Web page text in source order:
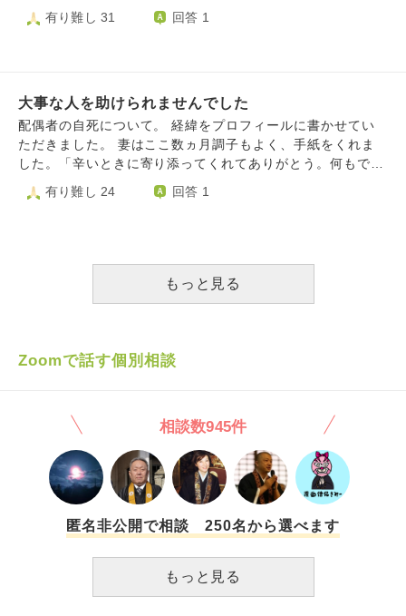
たします。
私の両親含め子供達までも殺人犯扱いを受けております。
他の投稿で仏様に導かれて極楽浄土へ行くとありましたが、
い事がたくさんありました。なんなら私の方が全て投げ出し
て楽になりたかった…とさえ思ってしまいます。 しかし私
はそんな事は絶対にしません。周りの人を苦しめるだけだか
ら。 自分で死しか選べず逝ってしまった事はほんとに苦し
生最大の裏切り方をされたという思いが交互にやってきてパ
まいとてつもない恐怖が襲ってきてお風呂も寝るのも1人で
狭い思いをしなくてはならないのですか？ 夢から覚めて朝
が来たら、あなたがいると希望を持ちながら、起きると現実
供養する事ができません。これからの人生明るくなるとは到
めんなさい、そうは今の所思えないのです。 自分でも、こ
のような感情でいるのがほんとに白状な事だと思っています
が、やはり心から供養できないままです。
有り難し 31 回答 1
大事な人を助けられませんでした
配偶者の自死について。 経緯をプロフィールに書かせてい
ただきました。 妻はここ数ヵ月調子もよく、手紙をくれま
した。「辛いときに寄り添ってくれてありがとう。何もでき
ない私だったけどお陰でここまで成長できました。これから
は二人で支えあって生きていきたいな。」という内容でし
を言いました。何もしないなら出て行ってくれてもいいんだ
が悪化しました。私は、今回も時間が解決してくれるだろう
と思い、仕事をセーブして様子を見ていました。ある日、携
り越えれば大丈夫と思っていました。早めに帰宅し心療内科
へ行きました。医師に、消えてしまいたいと思うか聞かれ、
妻は頷いていました。初めて抗精神病薬と頓服を処方されま
した。 帰宅後、妻は不安を口にしませんでした。親や友達
に感謝の電話をしており、私に後ろから抱き着いてきまし
た。私は、受診して落ち着いたのかなと思って少し安心して
択したのがどうしても理解できず、辛くて苦しいです。 肺
に水が入り息ができない苦しみの中、真っ暗な冷たい海の底
有り難し 24 回答 1
もっと見る
Zoomで話す個別相談
相談数945件
匿名非公開で相談 250名から選べます
もっと見る